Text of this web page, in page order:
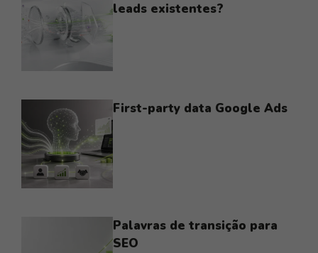
leads existentes?
First-party data Google Ads
Palavras de transição para
SEO